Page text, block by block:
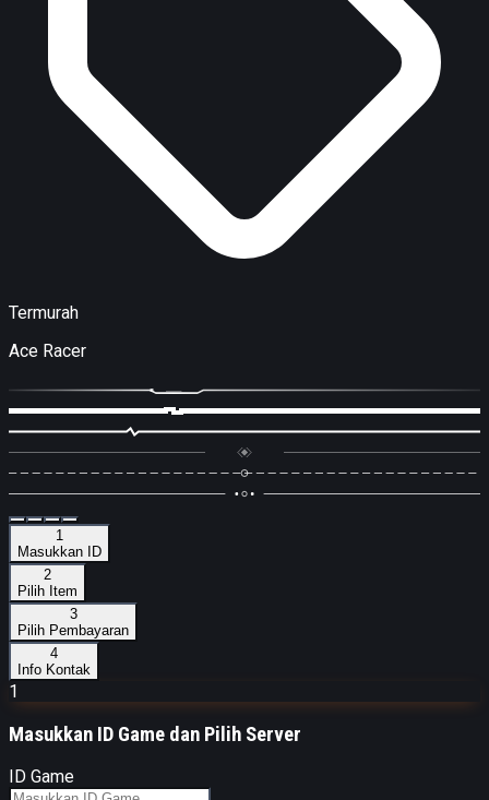
Termurah
Ace Racer
1
Masukkan ID
2
Pilih Item
3
Pilih Pembayaran
4
Info Kontak
1
Masukkan ID Game dan Pilih Server
ID Game